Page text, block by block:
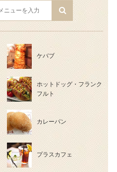
ケバブ
ホットドッグ・フランク
フルト
カレーパン
プラスカフェ